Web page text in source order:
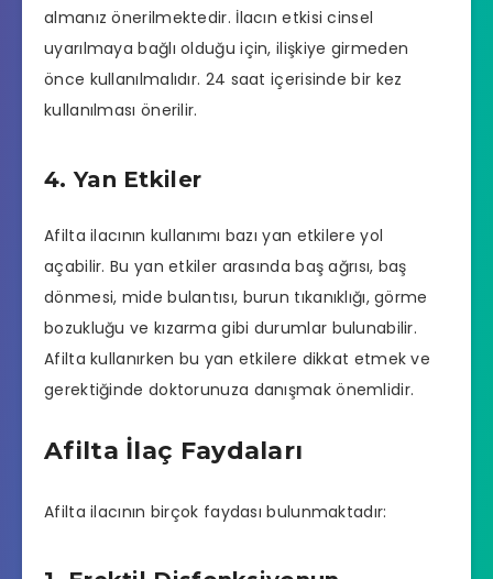
almanız önerilmektedir. İlacın etkisi cinsel
uyarılmaya bağlı olduğu için, ilişkiye girmeden
önce kullanılmalıdır. 24 saat içerisinde bir kez
kullanılması önerilir.
4. Yan Etkiler
Afilta ilacının kullanımı bazı yan etkilere yol
açabilir. Bu yan etkiler arasında baş ağrısı, baş
dönmesi, mide bulantısı, burun tıkanıklığı, görme
bozukluğu ve kızarma gibi durumlar bulunabilir.
Afilta kullanırken bu yan etkilere dikkat etmek ve
gerektiğinde doktorunuza danışmak önemlidir.
Afilta İlaç Faydaları
Afilta ilacının birçok faydası bulunmaktadır: